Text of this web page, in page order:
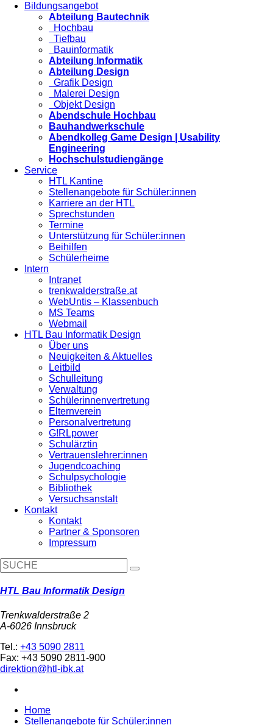
Bildungsangebot
Abteilung Bautechnik
Hochbau
Tiefbau
Bauinformatik
Abteilung Informatik
Abteilung Design
Grafik Design
Malerei Design
Objekt Design
Abendschule Hochbau
Bauhandwerkschule
Abendkolleg Game Design | Usability
Engineering
Hochschulstudiengänge
Service
HTL Kantine
Stellenangebote für Schüler:innen
Karriere an der HTL
Sprechstunden
Termine
Unterstützung für Schüler:innen
Beihilfen
Schülerheime
Intern
Intranet
trenkwalderstraße.at
WebUntis – Klassenbuch
MS Teams
Webmail
HTL Bau Informatik Design
Über uns
Neuigkeiten & Aktuelles
Leitbild
Schulleitung
Verwaltung
Schülerinnenvertretung
Elternverein
Personalvertretung
G!RLpower
Schulärztin
Vertrauenslehrer:innen
Jugendcoaching
Schulpsychologie
Bibliothek
Versuchsanstalt
Kontakt
Kontakt
Partner & Sponsoren
Impressum
HTL Bau Informatik Design
Trenkwalderstraße 2
A-6026 Innsbruck
Tel.: +43 5090 2811
Fax: +43 5090 2811-900
direktion@htl-ibk.at
Home
Stellenangebote für Schüler:innen